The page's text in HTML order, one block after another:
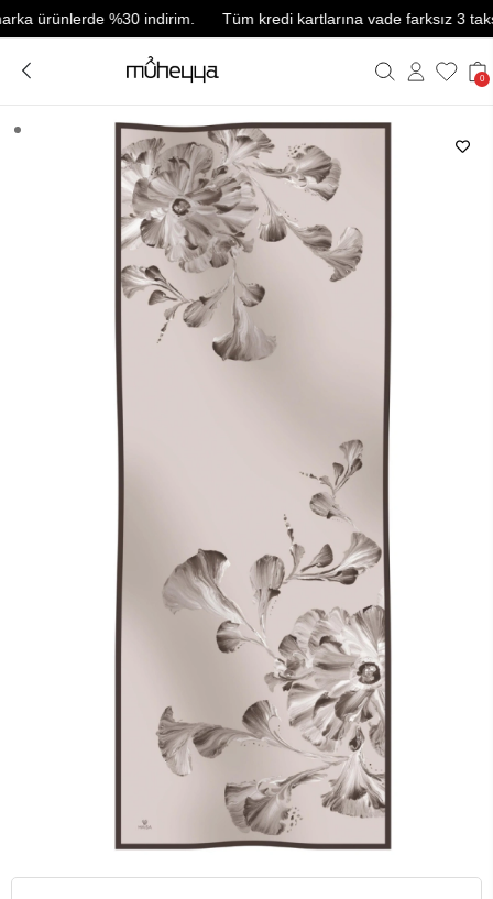
ürünlerde %30 indirim. Tüm kredi kartlarına vade farksız 3 taksit.
0